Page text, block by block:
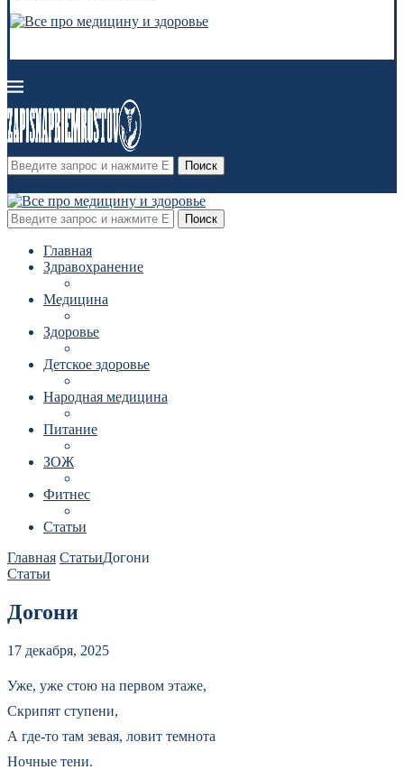
Поиск
Поиск
Главная
Здравохранение
Медицина
Здоровье
Детское здоровье
Народная медицина
Питание
ЗОЖ
Фитнес
Статьи
Главная СтатьиДогони
Статьи
Догони
17 декабря, 2025
Уже, уже стою на первом этаже,
Скрипят ступени,
А где-то там зевая, ловит темнота
Ночные тени.